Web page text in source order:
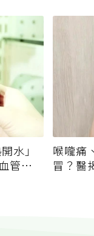
水」
管負
喉嚨痛
冒？醫